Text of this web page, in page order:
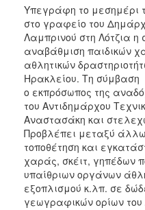
ΠΟΛΙΤΙΣΜΟΣ
ΑΝΘΕΚΤΙΚΗ
ΠΟΛΗ
Υπεγράφη το μεσημέρι
στο γραφείο του
Λαμπρινού στη Λότζια
αναβάθμιση παιδικών
αθλητικών
Ηρακλείου. Τη
ο εκπρόσωπος της
του Αντιδημάρχου
Αναστασάκη και
Προβλέπει μεταξύ
τοποθέτηση και
χαράς, σκέιτ,
υπαίθριων οργάνων
εξοπλισμού κ.λπ. σε
γεωγραφικών ορίων του